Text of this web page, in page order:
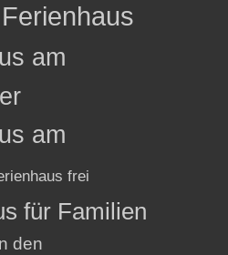
Ferienhaus
am
am
frei
für Familien
den